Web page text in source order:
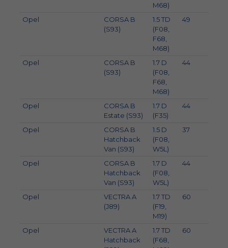
M68)
Opel
CORSA B
(S93)
1.5 TD
(F08,
F68,
M68)
49
Opel
CORSA B
(S93)
1.7 D
(F08,
F68,
M68)
44
Opel
CORSA B
Estate (S93)
1.7 D
(F35)
44
Opel
CORSA B
Hatchback
Van (S93)
1.5 D
(F08,
W5L)
37
Opel
CORSA B
Hatchback
Van (S93)
1.7 D
(F08,
W5L)
44
Opel
VECTRA A
(J89)
1.7 TD
(F19,
M19)
60
Opel
VECTRA A
Hatchback
1.7 TD
(F68,
60